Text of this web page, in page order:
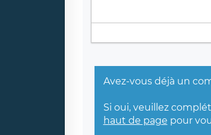
Avez-vous déjà un
Si oui, veuillez
haut de page pour